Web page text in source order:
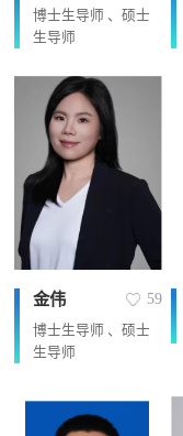
博士生导师 、硕士
生导师
金伟 59
博士生导师 、硕士
生导师